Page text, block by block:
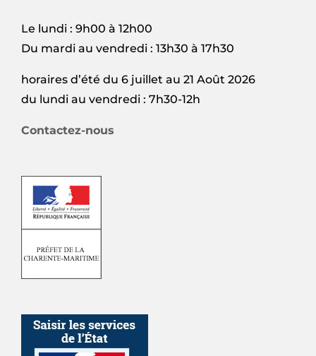
Le lundi : 9h00 à 12h00
Du mardi au vendredi : 13h30 à 17h30
horaires d’été du 6 juillet au 21 Août 2026
du lundi au vendredi : 7h30-12h
Contactez-nous